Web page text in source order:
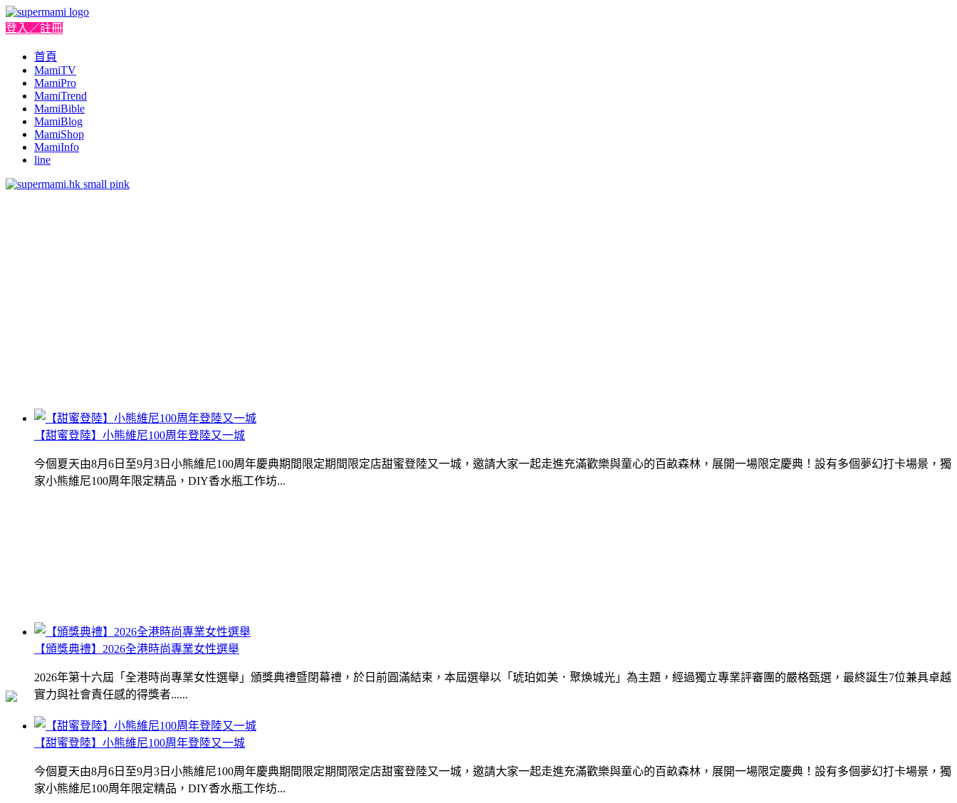
登入／註冊
首頁
MamiTV
MamiPro
MamiTrend
MamiBible
MamiBlog
MamiShop
MamiInfo
line
【甜蜜登陸】小熊維尼100周年登陸又一城
今個夏天由8月6日至9月3日小熊維尼100周年慶典期間限定期間限定店甜蜜登陸又一城，邀請大家一起走進充滿歡樂與童心的百畝森林，展開一場限定慶典！設有多個夢幻打卡場景，獨
家小熊維尼100周年限定精品，DIY香水瓶工作坊...
【頒獎典禮】2026全港時尚專業女性選舉
2026年第十六屆「全港時尚專業女性選舉」頒獎典禮暨閉幕禮，於日前圓滿結束，本屆選舉以「琥珀如美．聚煥城光」為主題，經過獨立專業評審團的嚴格甄選，最終誕生7位兼具卓越
實力與社會責任感的得獎者......
【甜蜜登陸】小熊維尼100周年登陸又一城
今個夏天由8月6日至9月3日小熊維尼100周年慶典期間限定期間限定店甜蜜登陸又一城，邀請大家一起走進充滿歡樂與童心的百畝森林，展開一場限定慶典！設有多個夢幻打卡場景，獨
家小熊維尼100周年限定精品，DIY香水瓶工作坊...